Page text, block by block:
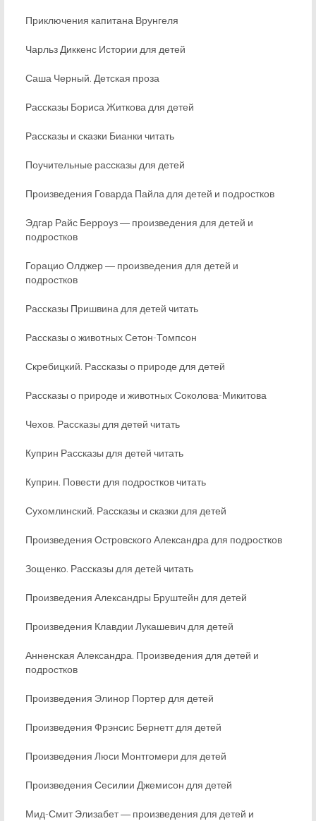
Приключения капитана Врунгеля
Чарльз Диккенс Истории для детей
Саша Черный. Детская проза
Рассказы Бориса Житкова для детей
Рассказы и сказки Бианки читать
Поучительные рассказы для детей
Произведения Говарда Пайла для детей и подростков
Эдгар Райс Берроуз ― произведения для детей и
подростков
Горацио Олджер ― произведения для детей и
подростков
Рассказы Пришвина для детей читать
Рассказы о животных Сетон-Томпсон
Скребицкий. Рассказы о природе для детей
Рассказы о природе и животных Соколова-Микитова
Чехов. Рассказы для детей читать
Куприн Рассказы для детей читать
Куприн. Повести для подростков читать
Сухомлинский. Рассказы и сказки для детей
Произведения Островского Александра для подростков
Зощенко. Рассказы для детей читать
Произведения Александры Бруштейн для детей
Произведения Клавдии Лукашевич для детей
Анненская Александра. Произведения для детей и
подростков
Произведения Элинор Портер для детей
Произведения Фрэнсис Бернетт для детей
Произведения Люси Монтгомери для детей
Произведения Сесилии Джемисон для детей
Мид-Смит Элизабет ― произведения для детей и